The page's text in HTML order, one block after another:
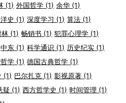
(1) 外国哲学 (1) 余华 (1)
史 (1) 深度学习 (1) 算法 (1)
林 (1) 畅销书 (1) 犯罪心理学 (1)
中东 (1) 科学通识 (1) 历史纪实 (1)
学 (1) 德国古典哲学 (1)
(1) 巴尔扎克 (1) 影视原著 (1)
疑 (1) 西方哲学史 (1) 时间管理 (1)